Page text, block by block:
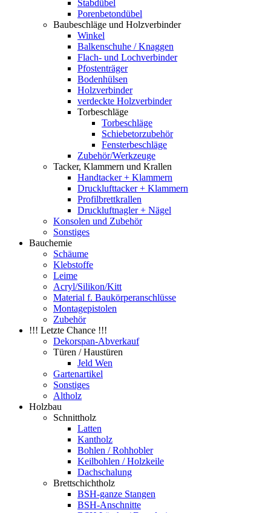
Stabdübel
Porenbetondübel
Baubeschläge und Holzverbinder
Winkel
Balkenschuhe / Knaggen
Flach- und Lochverbinder
Pfostenträger
Bodenhülsen
Holzverbinder
verdeckte Holzverbinder
Torbeschläge
Torbeschläge
Schiebetorzubehör
Fensterbeschläge
Zubehör/Werkzeuge
Tacker, Klammern und Krallen
Handtacker + Klammern
Drucklufttacker + Klammern
Profilbrettkrallen
Druckluftnagler + Nägel
Konsolen und Zubehör
Sonstiges
Bauchemie
Schäume
Klebstoffe
Leime
Acryl/Silikon/Kitt
Material f. Baukörperanschlüsse
Montagepistolen
Zubehör
!!! Letzte Chance !!!
Dekorspan-Abverkauf
Türen / Haustüren
Jeld Wen
Gartenartikel
Sonstiges
Altholz
Holzbau
Schnittholz
Latten
Kantholz
Bohlen / Rohhobler
Keilbohlen / Holzkeile
Dachschalung
Brettschichtholz
BSH-ganze Stangen
BSH-Anschnitte